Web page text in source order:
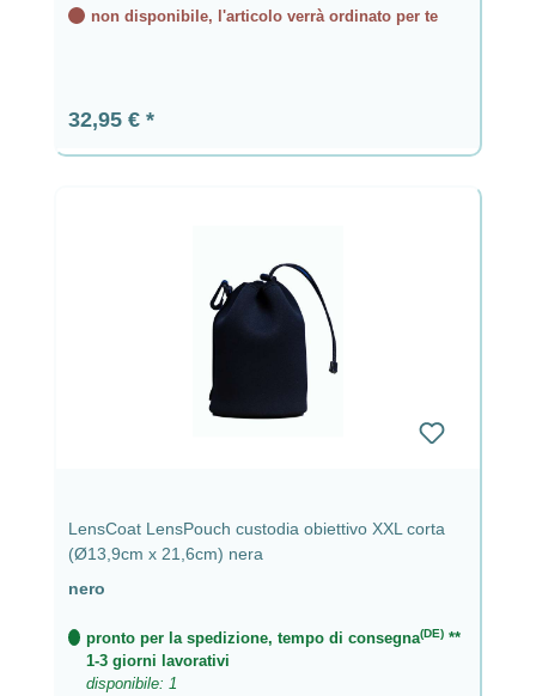
non disponibile, l'articolo verrà ordinato per te
Prezzo normale:
32,95 €
LensCoat LensPouch custodia obiettivo XXL corta
(Ø13,9cm x 21,6cm) nera
nero
pronto per la spedizione, tempo di consegna(DE) **
1-3 giorni lavorativi
disponibile: 1